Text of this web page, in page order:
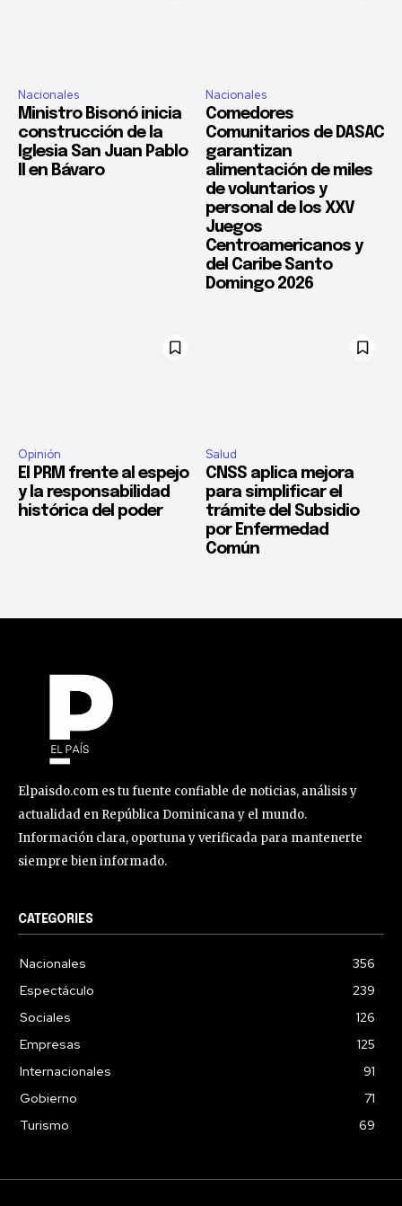
Nacionales
Ministro Bisonó inicia
construcción de la
Iglesia San Juan Pablo
II en Bávaro
Nacionales
Comedores
Comunitarios de DASAC
garantizan
alimentación de miles
de voluntarios y
personal de los XXV
Juegos
Centroamericanos y
del Caribe Santo
Domingo 2026
Opinión
El PRM frente al espejo
y la responsabilidad
histórica del poder
Salud
CNSS aplica mejora
para simplificar el
trámite del Subsidio
por Enfermedad
Común
Elpaisdo.com es tu fuente confiable de noticias, análisis y
actualidad en República Dominicana y el mundo.
Información clara, oportuna y verificada para mantenerte
siempre bien informado.
CATEGORIES
Nacionales
356
Espectáculo
239
Sociales
126
Empresas
125
Internacionales
91
Gobierno
71
Turismo
69